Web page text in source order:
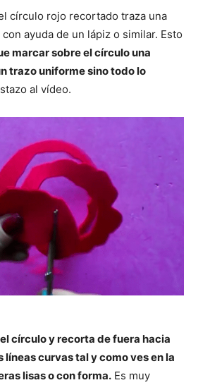
círculo rojo recortado traza una
ayuda de un lápiz o similar. Esto
marcar sobre el círculo una
trazo uniforme sino todo lo
al vídeo.
círculo y recorta de fuera hacia
curvas tal y como ves en la
lisas o con forma. Es muy